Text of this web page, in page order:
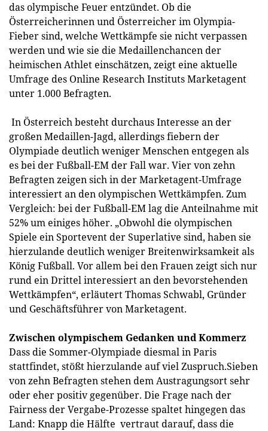
das olympische Feuer entzündet. Ob die
Österreicherinnen und Österreicher im Olympia-
Fieber sind, welche Wettkämpfe sie nicht verpassen
werden und wie sie die Medaillenchancen der
heimischen Athlet einschätzen, zeigt eine aktuelle
Umfrage des Online Research Instituts Marketagent
unter 1.000 Befragten.
In Österreich besteht durchaus Interesse an der
großen Medaillen-Jagd, allerdings fiebern der
Olympiade deutlich weniger Menschen entgegen als
es bei der Fußball-EM der Fall war. Vier von zehn
Befragten zeigen sich in der Marketagent-Umfrage
interessiert an den olympischen Wettkämpfen. Zum
Vergleich: bei der Fußball-EM lag die Anteilnahme mit
52% um einiges höher. „Obwohl die olympischen
Spiele ein Sportevent der Superlative sind, haben sie
hierzulande deutlich weniger Breitenwirksamkeit als
König Fußball. Vor allem bei den Frauen zeigt sich nur
rund ein Drittel interessiert an den bevorstehenden
Wettkämpfen“, erläutert Thomas Schwabl, Gründer
und Geschäftsführer von Marketagent.
Zwischen olympischem Gedanken und Kommerz
Dass die Sommer-Olympiade diesmal in Paris
stattfindet, stößt hierzulande auf viel Zuspruch.Sieben
von zehn Befragten stehen dem Austragungsort sehr
oder eher positiv gegenüber. Die Frage nach der
Fairness der Vergabe-Prozesse spaltet hingegen das
Land: Knapp die Hälfte vertraut darauf, dass die